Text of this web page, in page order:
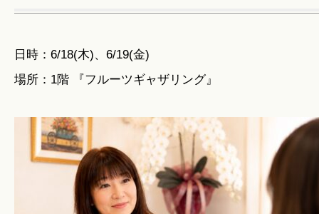
日時：6/18(木)、6/19(金)
場所：1階 『フルーツギャザリング』